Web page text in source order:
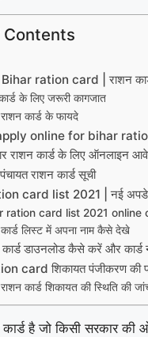
Contents
ration card | राशन
के लिए जरूरी कागजात
राशन कार्ड के फायदे
online for bihar
राशन कार्ड के लिए ऑनलाइन
पंचायत राशन कार्ड सूची
card list 2021 | नई
ration card list 2021 online
लिस्ट में अपना नाम कैसे देखे
कार्ड डाउनलोड कैसे करें और
card शिकायत पंजीकरण की
राशन कार्ड शिकायत की स्थिति की
है जो किसी सरकार की